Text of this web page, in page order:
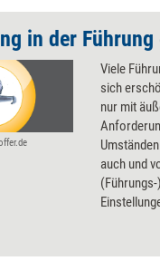
Viele
sich
nur mit
auch und
Teil selbst